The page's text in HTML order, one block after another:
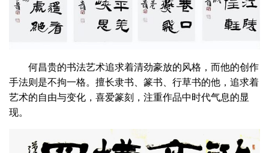
何昌贵的书法艺术追求着清劲豪放的风格，而他的创作
手法则是不拘一格。擅长隶书、篆书、行草书的他，追求着
艺术的自由与变化，喜爱篆刻，注重作品中时代气息的显
现。